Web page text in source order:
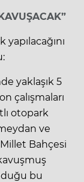
yaklaşık 5
çalışmaları
otopark
ve
Bahçesi
bu